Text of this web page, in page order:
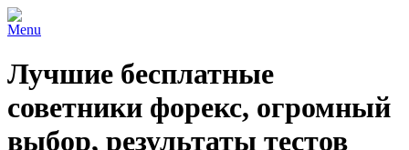
Menu
Лучшие бесплатные
советники форекс, огромный
выбор, результаты тестов